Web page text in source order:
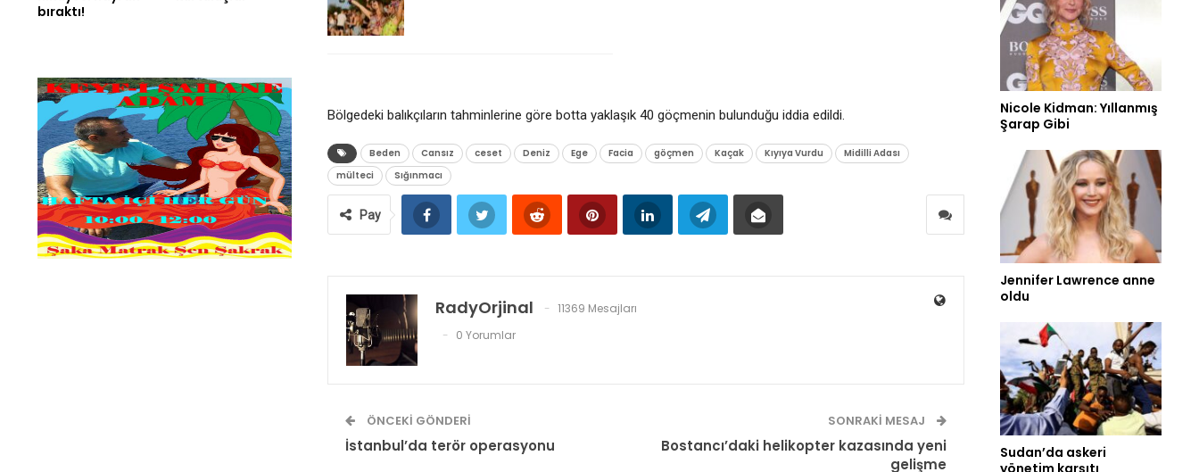
Bölgedeki balıkçıların tahminlerine göre botta yaklaşık 40 göçmenin bulunduğu iddia edildi.
Beden Cansız ceset Deniz Ege Facia göçmen Kaçak Kıyıya Vurdu
Midilli Adası
mülteci
Sığınmacı
Pay
RadyOrjinal
11369 Mesajları
0 Yorumlar
ÖNCEKI GÖNDERI
İstanbul’da terör operasyonu
SONRAKI MESAJ
Bostancı’daki helikopter kazasında yeni
gelişme
bıraktı!
Nicole Kidman: Yıllanmış
Şarap Gibi
Jennifer Lawrence anne
oldu
Sudan’da askeri
yönetim karşıtı